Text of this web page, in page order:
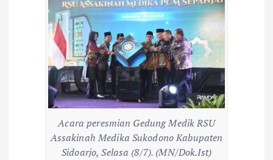
Acara peresmian Gedung Medik RSU
Assakinah Medika Sukodono Kabupaten
Sidoarjo, Selasa (8/7). (MN/Dok.Ist)